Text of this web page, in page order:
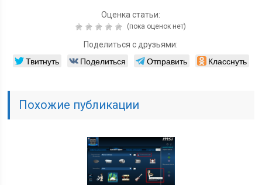
Оценка статьи:
(пока оценок нет)
Поделиться с друзьями:
Твитнуть Поделиться Отправить Класснуть
Похожие публикации